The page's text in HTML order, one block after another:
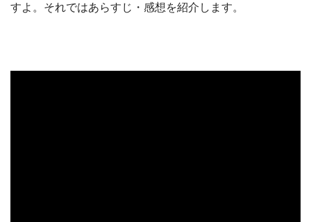
すよ。それではあらすじ・感想を紹介します。